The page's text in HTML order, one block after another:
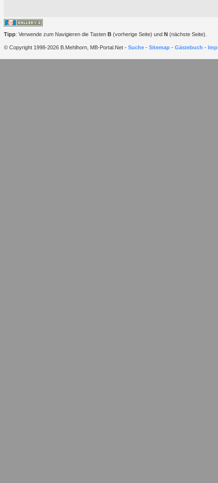
Tipp: Verwende zum Navigieren die Tasten B (vorherige Seite) und N (nächste Seite).
© Copyright 1998-2026 B.Mehlhorn, MB-Portal.Net - Suche - Sitemap - Gästebuch -